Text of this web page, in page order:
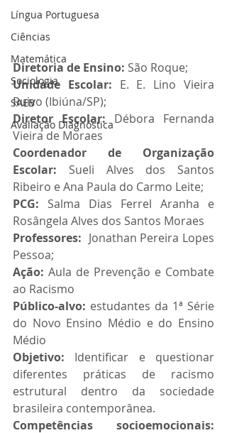
Língua Portuguesa
Ciências
Matemática
Sociologia
SAEB
Avaliação Diagnóstica
Diretoria de Ensino: São Roque;
Unidade Escolar: E. E. Lino Vieira
Ruivo (Ibiúna/SP);
Diretor Escolar: Débora Fernanda
Vieira de Moraes
Coordenador de Organização
Escolar: Sueli Alves dos Santos
Ribeiro e Ana Paula do Carmo Leite;
PCG: Salma Dias Ferrel Aranha e
Rosângela Alves dos Santos Moraes
Professores: Jonathan Pereira Lopes
Pessoa;
Ação: Aula de Prevenção e Combate
ao Racismo
Público-alvo: estudantes da 1ª Série
do Novo Ensino Médio e do Ensino
Médio
Objetivo: Identificar e questionar
diferentes práticas de racismo
estrutural dentro da sociedade
brasileira contemporânea.